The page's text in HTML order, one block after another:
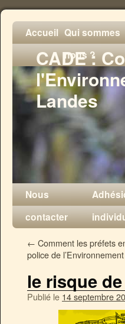
CADE :
Landes
Accueil Qui sommes
nous ?
Nous
contacter
← Comment les préfets
police de l’Environnement
le risque
Publié le 14 septembre